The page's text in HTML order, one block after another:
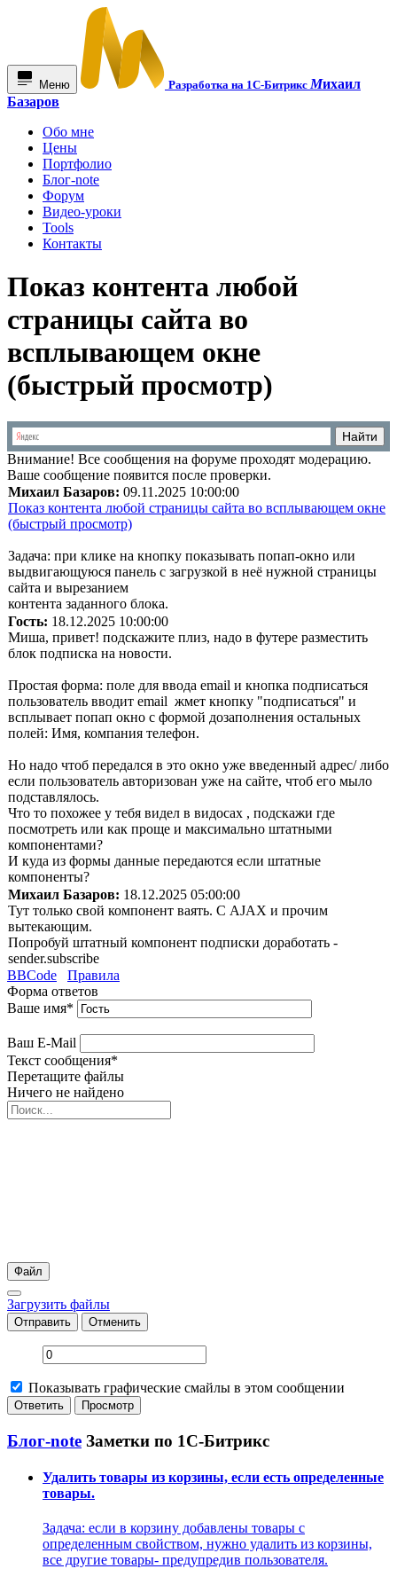
Меню Разработка на 1С-БитриксМихаил
Базаров
Обо мне
Цены
Портфолио
Блог-note
Форум
Видео-уроки
Tools
Контакты
Показ контента любой
страницы сайта во
всплывающем окне
(быстрый просмотр)
Внимание! Все сообщения на форуме проходят модерацию.
Ваше сообщение появится после проверки.
Михаил Базаров: 09.11.2025 10:00:00
Показ контента любой страницы сайта во всплывающем окне
(быстрый просмотр)
Задача: при клике на кнопку показывать попап-окно или
выдвигающуюся панель с загрузкой в неё нужной страницы
сайта и вырезанием
контента заданного блока.
Гость: 18.12.2025 10:00:00
Миша, привет! подскажите плиз, надо в футере разместить
блок подписка на новости.
Простая форма: поле для ввода email и кнопка подписаться
пользователь вводит email жмет кнопку "подписаться" и
всплывает попап окно с формой дозаполнения остальных
полей: Имя, компания телефон.
Но надо чтоб передался в это окно уже введенный адрес/ либо
если пользователь авторизован уже на сайте, чтоб его мыло
подставлялось.
Что то похожее у тебя видел в видосах , подскажи где
посмотреть или как проще и максимально штатными
компонентами?
И куда из формы данные передаются если штатные
компоненты?
Михаил Базаров: 18.12.2025 05:00:00
Тут только свой компонент ваять. С AJAX и прочим
вытекающим.
Попробуй штатный компонент подписки доработать -
sender.subscribe
BBCode
Правила
Форма ответов
Ваше имя*
Ваш E-Mail
Текст сообщения*
Перетащите файлы
Ничего не найдено
Файл
Загрузить файлы
Отправить Отменить
Показывать графические смайлы в этом сообщении
Блог-note Заметки по 1С-Битрикс
Удалить товары из корзины, если есть определенные
товары.
Задача: если в корзину добавлены товары с
определенным свойством, нужно удалить из корзины,
все другие товары- предупредив пользователя.